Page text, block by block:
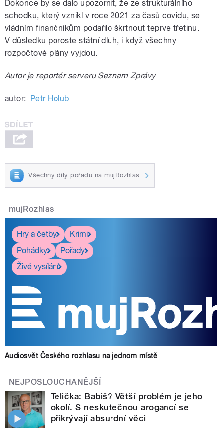
Dokonce by se dalo upozornit, že ze strukturálního
schodku, který vznikl v roce 2021 za časů covidu, se
vládním finančníkům podařilo škrtnout teprve třetinu.
V důsledku poroste státní dluh, i když všechny
rozpočtové plány vyjdou.
Autor je reportér serveru Seznam Zprávy
autor: Petr Holub
Všechny díly pořadu na mujRozhlas
mujRozhlas
Hry a četby
Krimi
Pohádky
Pořady
Živé vysílání
Audiosvět Českého rozhlasu na jednom místě
NEJPOSLOUCHANĚJŠÍ
Telička: Babiš? Větší problém je jeho
okolí. S neskutečnou arogancí se
přikrývají absurdní věci